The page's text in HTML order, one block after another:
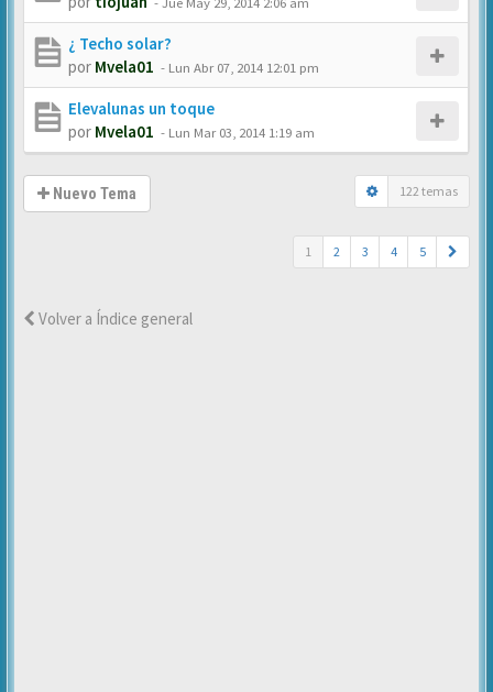
¿ Techo solar?
por Mvela01 - Lun Abr 07, 2014 12:01 pm
Elevalunas un toque
por Mvela01 - Lun Mar 03, 2014 1:19 am
Nuevo Tema 122 temas
1 2 3 4 5
Volver a Índice general